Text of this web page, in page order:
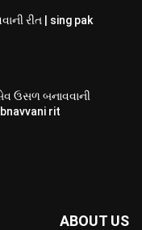
રીત | sing pak
ઉસળ બનાવવાની
rit
ABOUT US